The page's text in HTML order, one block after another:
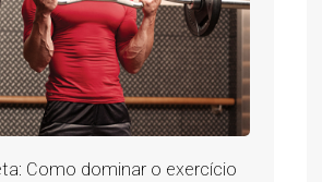
Como dominar o exercício